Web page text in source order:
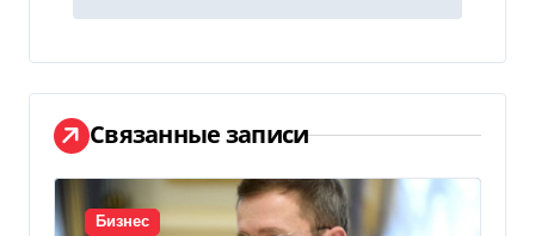
а
ц
и
Связанные записи
Бизнес